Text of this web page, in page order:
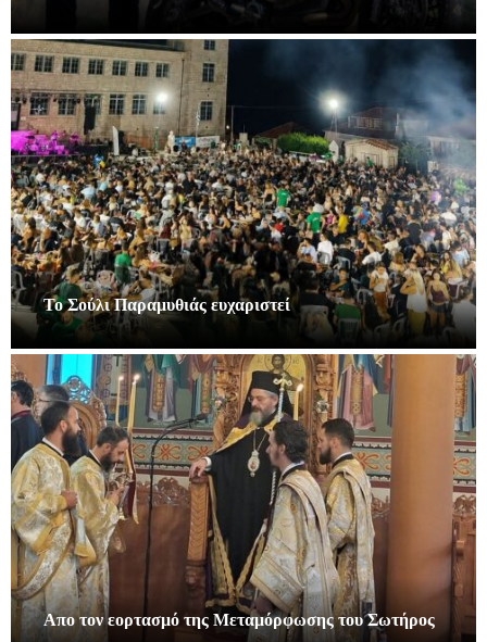
Το Σούλι Παραμυθιάς ευχαριστεί
Απο τον εορτασμό της Μεταμόρφωσης του Σωτήρος